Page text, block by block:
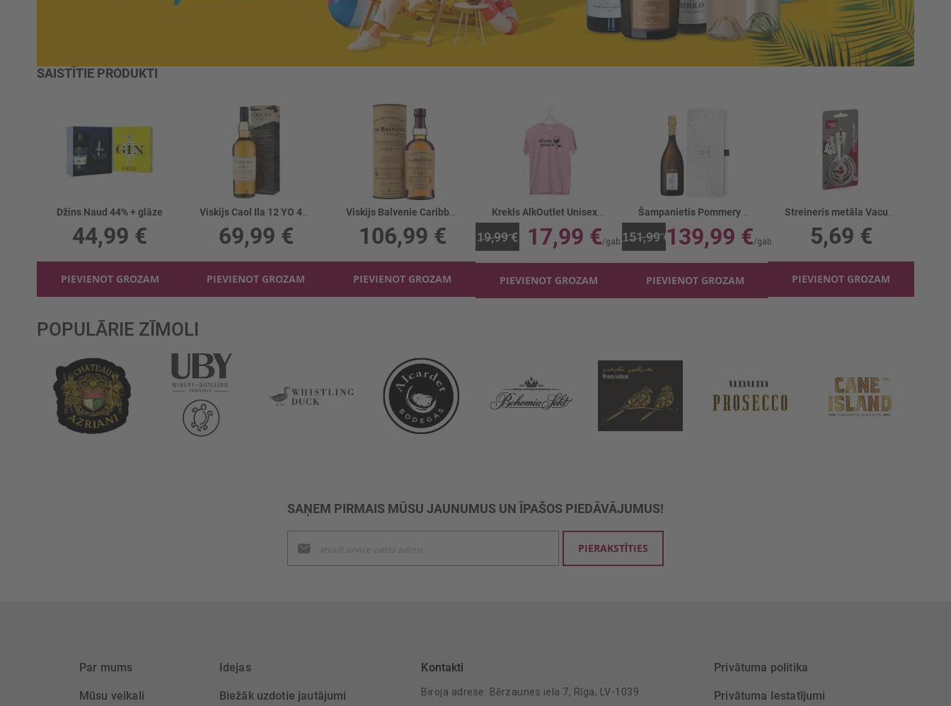
SAISTĪTIE PRODUKTI
Džins Naud 44% + glāze
44,99 €
PIEVIENOT GROZAM
Viskijs Caol Ila 12 YO 43%
69,99 €
PIEVIENOT GROZAM
Viskijs Balvenie Caribbean Cask 14YO 43% TUB
106,99 €
PIEVIENOT GROZAM
Krekls AlkOutlet Unisex All you need rozā
19,99 € 17,99 €
PIEVIENOT GROZAM
Šampanietis Pommery Louise Vintage 12.5%
151,99 €139,99 €
PIEVIENOT GROZAM
Streineris metāla Vacuvin
5,69 €
PIEVIENOT GROZAM
POPULĀRIE ZĪMOLI
SAŅEM PIRMAIS MŪSU JAUNUMUS UN ĪPAŠOS PIEDĀVĀJUMUS!
jaunumu
saņemšanai:
PIERAKSTĪTIES
Par mums
Mūsu veikali
Idejas
Biežāk uzdotie jautājumi
Kontakti
Biroja adrese: Bērzaunes iela 7, Rīga, LV-1039
Privātuma politika
Privātuma Iestatījumi